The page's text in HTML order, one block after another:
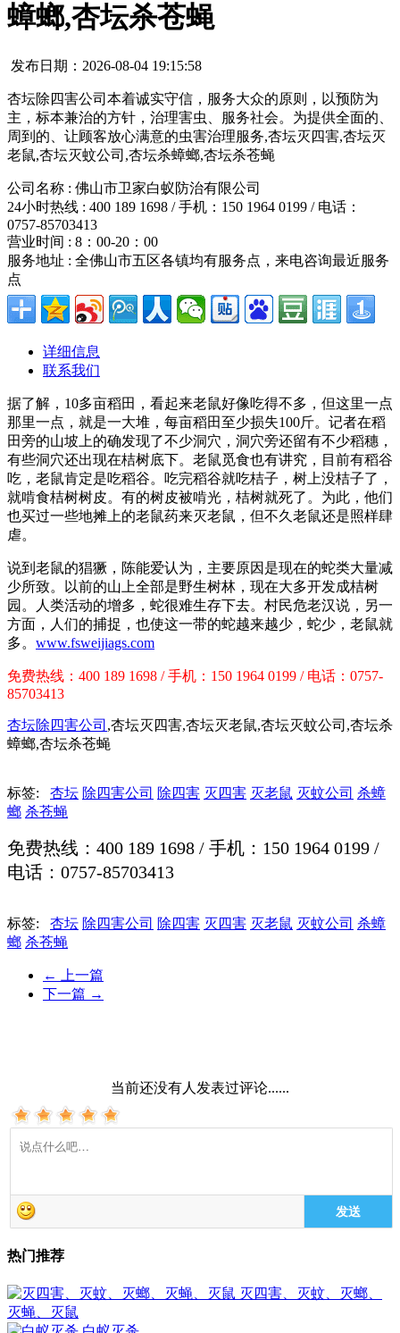
蟑螂,杏坛杀苍蝇
发布日期：2026-08-04 19:15:58
杏坛除四害公司本着诚实守信，服务大众的原则，以预防为
主，标本兼治的方针，治理害虫、服务社会。为提供全面的、
周到的、让顾客放心满意的虫害治理服务,杏坛灭四害,杏坛灭
老鼠,杏坛灭蚊公司,杏坛杀蟑螂,杏坛杀苍蝇
公司名称 : 佛山市卫家白蚁防治有限公司
24小时热线 : 400 189 1698 / 手机：150 1964 0199 / 电话：
0757-85703413
营业时间 : 8：00-20：00
服务地址 : 全佛山市五区各镇均有服务点，来电咨询最近服务
点
详细信息
联系我们
据了解，10多亩稻田，看起来老鼠好像吃得不多，但这里一点
那里一点，就是一大堆，每亩稻田至少损失100斤。记者在稻
田旁的山坡上的确发现了不少洞穴，洞穴旁还留有不少稻穗，
有些洞穴还出现在桔树底下。老鼠觅食也有讲究，目前有稻谷
吃，老鼠肯定是吃稻谷。吃完稻谷就吃桔子，树上没桔子了，
就啃食桔树树皮。有的树皮被啃光，桔树就死了。为此，他们
也买过一些地摊上的老鼠药来灭老鼠，但不久老鼠还是照样肆
虐。
说到老鼠的猖獗，陈能爱认为，主要原因是现在的蛇类大量减
少所致。以前的山上全部是野生树林，现在大多开发成桔树
园。人类活动的增多，蛇很难生存下去。村民危老汉说，另一
方面，人们的捕捉，也使这一带的蛇越来越少，蛇少，老鼠就
多。 www.fsweijiags.com
免费热线：400 189 1698 / 手机：150 1964 0199 / 电话：0757-
85703413
杏坛除四害公司 ,杏坛灭四害,杏坛灭老鼠,杏坛灭蚊公司,杏坛杀
蟑螂,杏坛杀苍蝇
标签: 杏坛 除四害公司 除四害 灭四害 灭老鼠 灭蚊公司 杀蟑
螂 杀苍蝇
免费热线：400 189 1698 / 手机：150 1964 0199 /
电话：0757-85703413
标签: 杏坛 除四害公司 除四害 灭四害 灭老鼠 灭蚊公司 杀蟑
螂 杀苍蝇
←
上一篇
下一篇 →
当前还没有人发表过评论......
发送
热门推荐
灭四害、灭蚊、灭螂、
灭蝇、灭鼠